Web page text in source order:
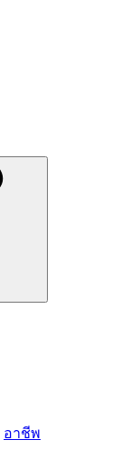
อาชีพ